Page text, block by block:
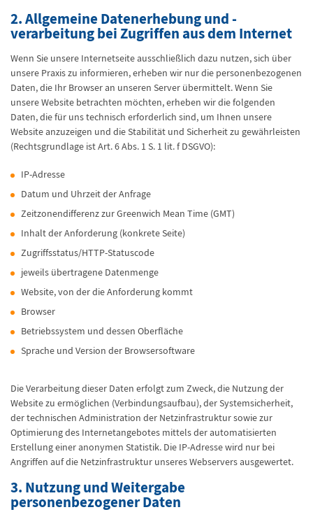
2. Allgemeine Datenerhebung und -
verarbeitung bei Zugriffen aus dem Internet
Wenn Sie unsere Internetseite ausschließlich dazu nutzen, sich über
unsere Praxis zu informieren, erheben wir nur die personenbezogenen
Daten, die Ihr Browser an unseren Server übermittelt. Wenn Sie
unsere Website betrachten möchten, erheben wir die folgenden
Daten, die für uns technisch erforderlich sind, um Ihnen unsere
Website anzuzeigen und die Stabilität und Sicherheit zu gewährleisten
(Rechtsgrundlage ist Art. 6 Abs. 1 S. 1 lit. f DSGVO):
IP-Adresse
Datum und Uhrzeit der Anfrage
Zeitzonendifferenz zur Greenwich Mean Time (GMT)
Inhalt der Anforderung (konkrete Seite)
Zugriffsstatus/HTTP-Statuscode
jeweils übertragene Datenmenge
Website, von der die Anforderung kommt
Browser
Betriebssystem und dessen Oberfläche
Sprache und Version der Browsersoftware
Die Verarbeitung dieser Daten erfolgt zum Zweck, die Nutzung der
Website zu ermöglichen (Verbindungsaufbau), der Systemsicherheit,
der technischen Administration der Netzinfrastruktur sowie zur
Optimierung des Internetangebotes mittels der automatisierten
Erstellung einer anonymen Statistik. Die IP-Adresse wird nur bei
Angriffen auf die Netzinfrastruktur unseres Webservers ausgewertet.
3. Nutzung und Weitergabe
personenbezogener Daten